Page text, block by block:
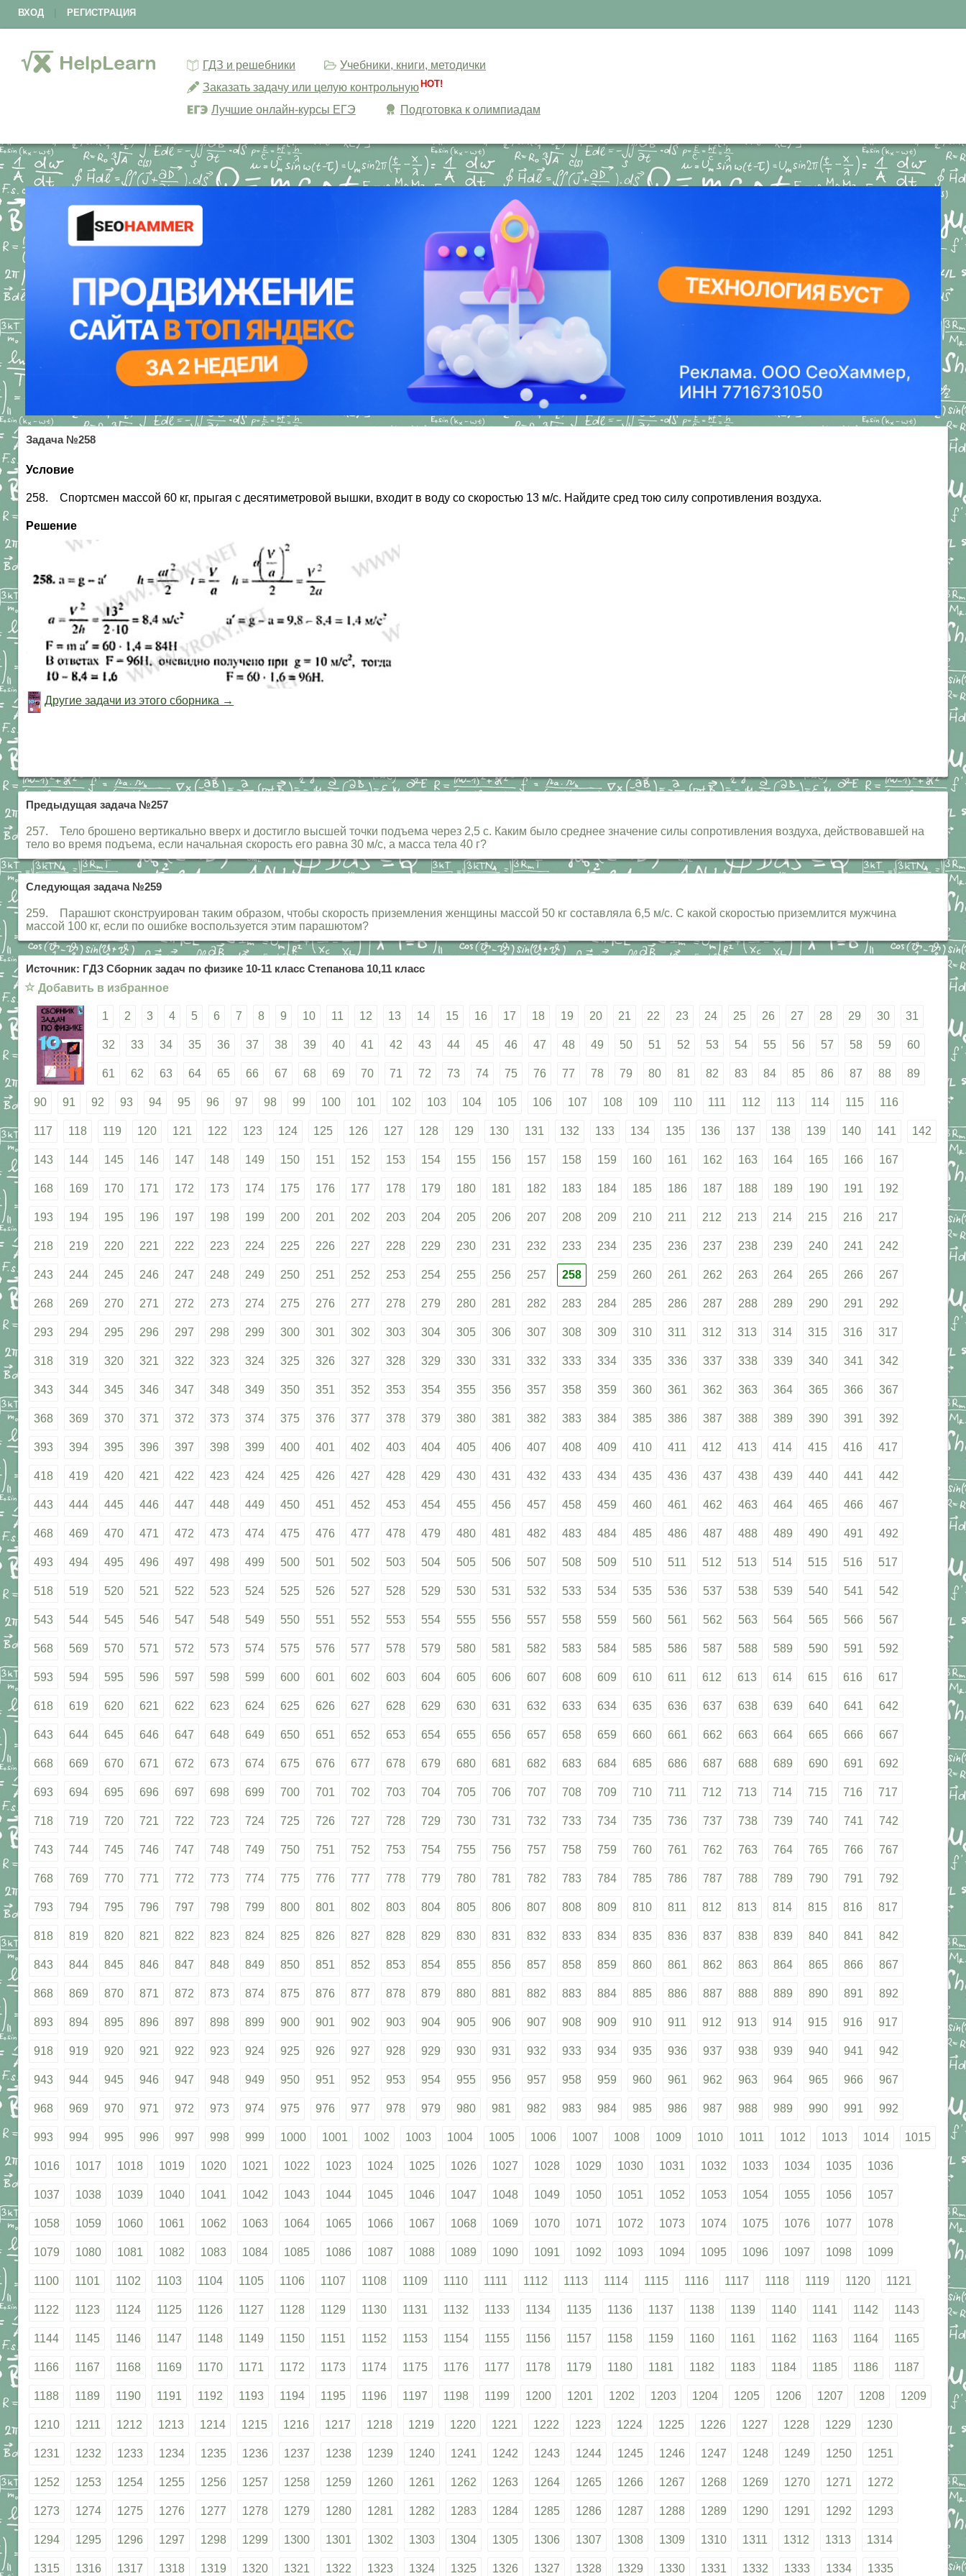
ВХОД РЕГИСТРАЦИЯ
ГДЗ и решебники
Учебники, книги, методички
Заказать задачу или целую контрольную HOT!
Лучшие онлайн-курсы ЕГЭ Подготовка к олимпиадам
Задача №258
Условие
258. Спортсмен массой 60 кг, прыгая с десятиметровой вышки, входит в воду со скоростью 13 м/с. Найдите сред тою силу сопротивления воздуха.
Решение
Другие задачи из этого сборника →
Предыдущая задача №257
257. Тело брошено вертикально вверх и достигло высшей точки подъема через 2,5 с. Каким было среднее значение силы сопротивления воздуха, действовавшей на
тело во время подъема, если начальная скорость его равна 30 м/с, а масса тела 40 г?
Следующая задача №259
259. Парашют сконструирован таким образом, чтобы скорость приземления женщины массой 50 кг составляла 6,5 м/с. С какой скоростью приземлится мужчина
массой 100 кг, если по ошибке воспользуется этим парашютом?
Источник: ГДЗ Сборник задач по физике 10-11 класс Степанова 10,11 класс
☆ Добавить в избранное
1 2 3 4 5 6 7 8 9 10 11 12 13 14 15 16 17 18 19 20 21 22 23 24 25 26 27 28 29 30 31
32 33 34 35 36 37 38 39 40 41 42 43 44 45 46 47 48 49 50 51 52 53 54 55 56 57 58 59 60
61 62 63 64 65 66 67 68 69 70 71 72 73 74 75 76 77 78 79 80 81 82 83 84 85 86 87 88 89
90 91 92 93 94 95 96 97 98 99 100 101 102 103 104 105 106 107 108 109 110 111 112 113 114 115 116
117 118 119 120 121 122 123 124 125 126 127 128 129 130 131 132 133 134 135 136 137 138 139 140 141 142
143 144 145 146 147 148 149 150 151 152 153 154 155 156 157 158 159 160 161 162 163 164 165 166 167
168 169 170 171 172 173 174 175 176 177 178 179 180 181 182 183 184 185 186 187 188 189 190 191 192
193 194 195 196 197 198 199 200 201 202 203 204 205 206 207 208 209 210 211 212 213 214 215 216 217
218 219 220 221 222 223 224 225 226 227 228 229 230 231 232 233 234 235 236 237 238 239 240 241 242
243 244 245 246 247 248 249 250 251 252 253 254 255 256 257 258 259 260 261 262 263 264 265 266 267
268 269 270 271 272 273 274 275 276 277 278 279 280 281 282 283 284 285 286 287 288 289 290 291 292
293 294 295 296 297 298 299 300 301 302 303 304 305 306 307 308 309 310 311 312 313 314 315 316 317
318 319 320 321 322 323 324 325 326 327 328 329 330 331 332 333 334 335 336 337 338 339 340 341 342
343 344 345 346 347 348 349 350 351 352 353 354 355 356 357 358 359 360 361 362 363 364 365 366 367
368 369 370 371 372 373 374 375 376 377 378 379 380 381 382 383 384 385 386 387 388 389 390 391 392
393 394 395 396 397 398 399 400 401 402 403 404 405 406 407 408 409 410 411 412 413 414 415 416 417
418 419 420 421 422 423 424 425 426 427 428 429 430 431 432 433 434 435 436 437 438 439 440 441 442
443 444 445 446 447 448 449 450 451 452 453 454 455 456 457 458 459 460 461 462 463 464 465 466 467
468 469 470 471 472 473 474 475 476 477 478 479 480 481 482 483 484 485 486 487 488 489 490 491 492
493 494 495 496 497 498 499 500 501 502 503 504 505 506 507 508 509 510 511 512 513 514 515 516 517
518 519 520 521 522 523 524 525 526 527 528 529 530 531 532 533 534 535 536 537 538 539 540 541 542
543 544 545 546 547 548 549 550 551 552 553 554 555 556 557 558 559 560 561 562 563 564 565 566 567
568 569 570 571 572 573 574 575 576 577 578 579 580 581 582 583 584 585 586 587 588 589 590 591 592
593 594 595 596 597 598 599 600 601 602 603 604 605 606 607 608 609 610 611 612 613 614 615 616 617
618 619 620 621 622 623 624 625 626 627 628 629 630 631 632 633 634 635 636 637 638 639 640 641 642
643 644 645 646 647 648 649 650 651 652 653 654 655 656 657 658 659 660 661 662 663 664 665 666 667
668 669 670 671 672 673 674 675 676 677 678 679 680 681 682 683 684 685 686 687 688 689 690 691 692
693 694 695 696 697 698 699 700 701 702 703 704 705 706 707 708 709 710 711 712 713 714 715 716 717
718 719 720 721 722 723 724 725 726 727 728 729 730 731 732 733 734 735 736 737 738 739 740 741 742
743 744 745 746 747 748 749 750 751 752 753 754 755 756 757 758 759 760 761 762 763 764 765 766 767
768 769 770 771 772 773 774 775 776 777 778 779 780 781 782 783 784 785 786 787 788 789 790 791 792
793 794 795 796 797 798 799 800 801 802 803 804 805 806 807 808 809 810 811 812 813 814 815 816 817
818 819 820 821 822 823 824 825 826 827 828 829 830 831 832 833 834 835 836 837 838 839 840 841 842
843 844 845 846 847 848 849 850 851 852 853 854 855 856 857 858 859 860 861 862 863 864 865 866 867
868 869 870 871 872 873 874 875 876 877 878 879 880 881 882 883 884 885 886 887 888 889 890 891 892
893 894 895 896 897 898 899 900 901 902 903 904 905 906 907 908 909 910 911 912 913 914 915 916 917
918 919 920 921 922 923 924 925 926 927 928 929 930 931 932 933 934 935 936 937 938 939 940 941 942
943 944 945 946 947 948 949 950 951 952 953 954 955 956 957 958 959 960 961 962 963 964 965 966 967
968 969 970 971 972 973 974 975 976 977 978 979 980 981 982 983 984 985 986 987 988 989 990 991 992
993 994 995 996 997 998 999 1000 1001 1002 1003 1004 1005 1006 1007 1008 1009 1010 1011 1012 1013 1014 1015
1016 1017 1018 1019 1020 1021 1022 1023 1024 1025 1026 1027 1028 1029 1030 1031 1032 1033 1034 1035 1036
1037 1038 1039 1040 1041 1042 1043 1044 1045 1046 1047 1048 1049 1050 1051 1052 1053 1054 1055 1056 1057
1058 1059 1060 1061 1062 1063 1064 1065 1066 1067 1068 1069 1070 1071 1072 1073 1074 1075 1076 1077 1078
1079 1080 1081 1082 1083 1084 1085 1086 1087 1088 1089 1090 1091 1092 1093 1094 1095 1096 1097 1098 1099
1100 1101 1102 1103 1104 1105 1106 1107 1108 1109 1110 1111 1112 1113 1114 1115 1116 1117 1118 1119 1120 1121
1122 1123 1124 1125 1126 1127 1128 1129 1130 1131 1132 1133 1134 1135 1136 1137 1138 1139 1140 1141 1142 1143
1144 1145 1146 1147 1148 1149 1150 1151 1152 1153 1154 1155 1156 1157 1158 1159 1160 1161 1162 1163 1164 1165
1166 1167 1168 1169 1170 1171 1172 1173 1174 1175 1176 1177 1178 1179 1180 1181 1182 1183 1184 1185 1186 1187
1188 1189 1190 1191 1192 1193 1194 1195 1196 1197 1198 1199 1200 1201 1202 1203 1204 1205 1206 1207 1208 1209
1210 1211 1212 1213 1214 1215 1216 1217 1218 1219 1220 1221 1222 1223 1224 1225 1226 1227 1228 1229 1230
1231 1232 1233 1234 1235 1236 1237 1238 1239 1240 1241 1242 1243 1244 1245 1246 1247 1248 1249 1250 1251
1252 1253 1254 1255 1256 1257 1258 1259 1260 1261 1262 1263 1264 1265 1266 1267 1268 1269 1270 1271 1272
1273 1274 1275 1276 1277 1278 1279 1280 1281 1282 1283 1284 1285 1286 1287 1288 1289 1290 1291 1292 1293
1294 1295 1296 1297 1298 1299 1300 1301 1302 1303 1304 1305 1306 1307 1308 1309 1310 1311 1312 1313 1314
1315 1316 1317 1318 1319 1320 1321 1322 1323 1324 1325 1326 1327 1328 1329 1330 1331 1332 1333 1334 1335